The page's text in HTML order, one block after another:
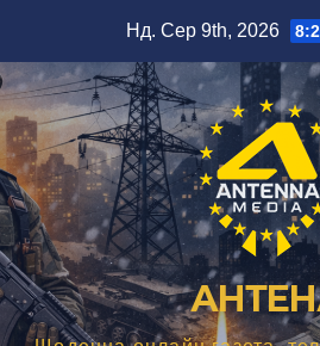
вмісту
Нд. Сер 9th, 2026